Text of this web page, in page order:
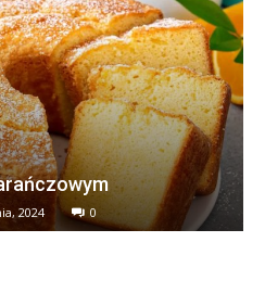
2024 0